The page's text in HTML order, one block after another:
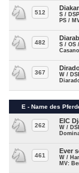
512
S /
PS /
482
S / OS
367
W /
E - Name des
262
EIC
W /
461
Ever
W /
MV: